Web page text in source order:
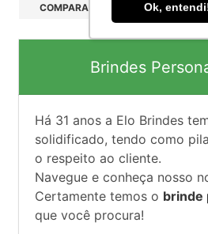
Ok,
COMPARAR PRODUTO
Brindes
Há 31 anos a Elo Brindes
solidificado, tendo como
o respeito ao cliente.
Navegue e conheça nosso
Certamente temos o brinde
que você procura!